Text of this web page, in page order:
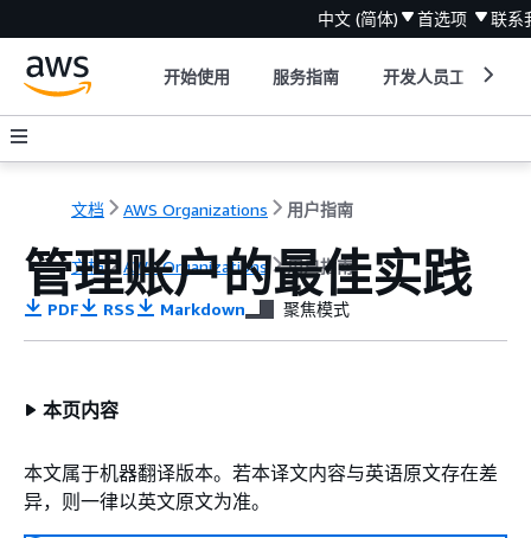
中文 (简体) 首选项 联系
开始使用 服务指南 开发人员工具
文档 AWS Organizations 用户指南
文档 AWS Organizations 用户指南
管理账户的最佳实践
PDF RSS Markdown 聚焦模式
本页内容
本文属于机器翻译版本。若本译文内容与英语原文存在差
异，则一律以英文原文为准。